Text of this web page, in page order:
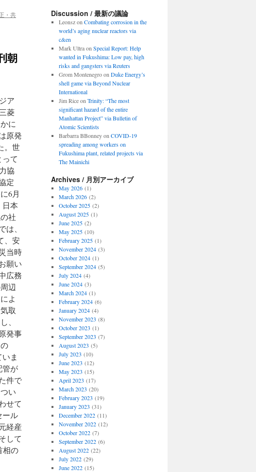
・共
朝
ア
菱
に
原発
。世
て
協
定
6月
日本
社
、
、安
当時
願い
広務
辺
よ
取
、
発事
ま
管が
件で
い
せて
ール
経産
して
相の
Discussion / 最新の議論
Leonszon Combating corrosion in the
world’s aging nuclear reactors via
c&en
Mark Ultraon Special Report: Help
wanted in Fukushima: Low pay, high
risks and gangsters via Reuters
Grom Montenegroon Duke Energy’s
shell game via Beyond Nuclear
International
Jim Riceon Trinity: “The most
significant hazard of the entire
Manhattan Project” via Bulletin of
Atomic Scientists
Barbarra BBonneyon COVID-19
spreading among workers on
Fukushima plant, related projects via
The Mainichi
Archives / 月別アーカイブ
May 2026(1)
March 2026(2)
October 2025(2)
August 2025(1)
June 2025(2)
May 2025(10)
February 2025(1)
November 2024(3)
October 2024(1)
September 2024(5)
July 2024(4)
June 2024(3)
March 2024(1)
February 2024(6)
January 2024(4)
November 2023 (8)
October 2023 (1)
September 2023 (7)
August 2023 (5)
July 2023 (10)
June 2023 (12)
May 2023 (15)
April 2023 (17)
March 2023 (20)
February 2023 (19)
January 2023 (31)
December 2022(11)
November 2022(12)
October 2022(7)
September 2022(6)
August 2022(22)
July 2022(29)
June 2022(15)